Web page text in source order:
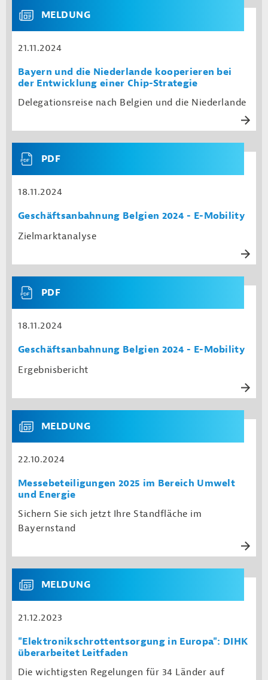
MELDUNG
21.11.2024
Bayern und die Niederlande kooperieren bei
der Entwicklung einer Chip-Strategie
Delegationsreise nach Belgien und die Niederlande
PDF
18.11.2024
Geschäftsanbahnung Belgien 2024 - E-Mobility
Zielmarktanalyse
PDF
18.11.2024
Geschäftsanbahnung Belgien 2024 - E-Mobility
Ergebnisbericht
MELDUNG
22.10.2024
Messebeteiligungen 2025 im Bereich Umwelt
und Energie
Sichern Sie sich jetzt Ihre Standfläche im
Bayernstand
MELDUNG
21.12.2023
"Elektronikschrottentsorgung in Europa": DIHK
überarbeitet Leitfaden
Die wichtigsten Regelungen für 34 Länder auf